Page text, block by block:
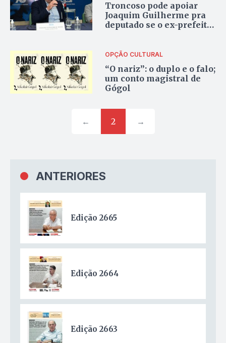
Troncoso pode apoiar
Joaquim Guilherme pra
deputado se o ex-prefeito
OPÇÃO CULTURAL
“O nariz”: o duplo e o falo;
um conto magistral de
Gógol
← 2 →
ANTERIORES
Edição 2665
Edição 2664
Edição 2663